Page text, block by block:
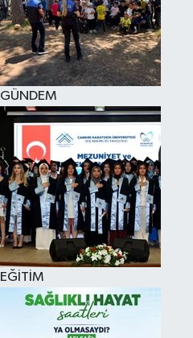
GÜNDEM
EĞİTİM
KÜLTÜR SANAT
MAGAZİN
SAĞLIK
SİYASET
SPOR
TEKNOLOJİ
VİZYONDAKİLER
YAŞAM